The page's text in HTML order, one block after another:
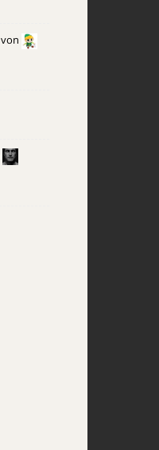
von